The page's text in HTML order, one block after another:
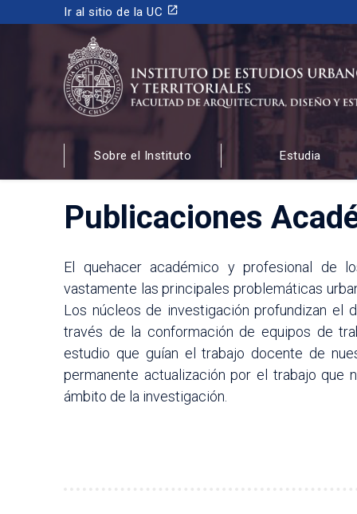
Ir al sitio de la UC launch
INSTITUTO DE ESTUDIOS URBANOS
Y TERRITORIALES
FACULTAD DE ARQUITECTURA, DISEÑO Y ESTUDIOS
Sobre el Instituto Estudia
Publicaciones
El quehacer académico y profesional de
vastamente las principales problemáticas
Los núcleos de investigación profundizan el
través de la conformación de equipos de
estudio que guían el trabajo docente de
permanente actualización por el trabajo que
ámbito de la investigación.